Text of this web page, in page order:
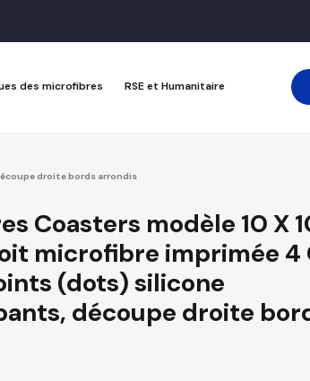
des microfibres RSE et Humanitaire
droite bords arrondis
Coasters modèle 10 X
microfibre imprimée 4
(dots) silicone
découpe droite